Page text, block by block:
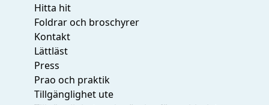
Hitta hit
Foldrar och broschyrer
Kontakt
Lättläst
Press
Prao och praktik
Tillgänglighet ute